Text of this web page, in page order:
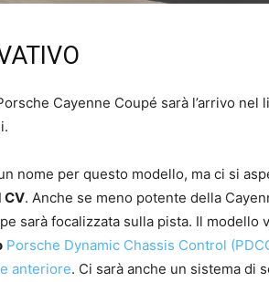
Cayenne Coupé sarà l’arrivo nel
nome per questo modello, ma ci si
CV. Anche se meno potente della
sarà focalizzata sulla pista. Il modello
Porsche Dynamic Chassis Control
anteriore. Ci sarà anche un sistema di